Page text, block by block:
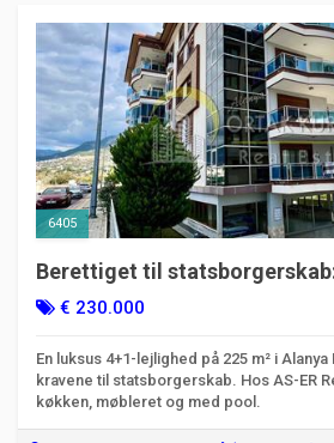
6405
Berettiget til
lejlighed til salg i Alanya
€ 230.000
En luksus 4+1-lejlighed på 225 m² i
kravene til statsborgerskab. Hos AS-ER
køkken, møbleret og med pool.